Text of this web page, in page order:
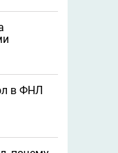
в ФНЛ